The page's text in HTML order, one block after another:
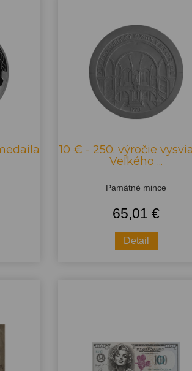
10 € - 250. výročie
Veľkého ...
Pamätné mince
65,01 €
Detail